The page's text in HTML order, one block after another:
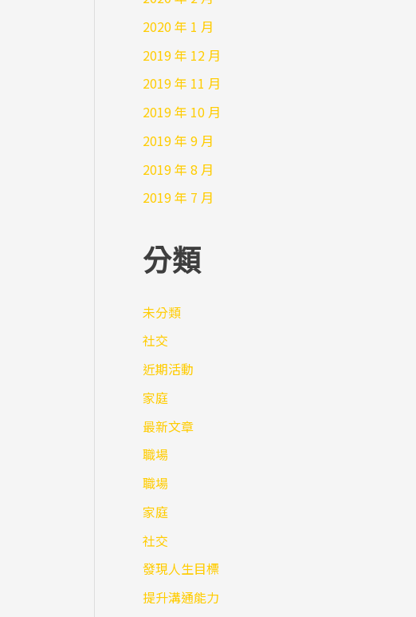
2020 年 1 月
2019 年 12 月
2019 年 11 月
2019 年 10 月
2019 年 9 月
2019 年 8 月
2019 年 7 月
分類
未分類
社交
近期活動
家庭
最新文章
職場
職場
家庭
社交
發現人生目標
提升溝通能力